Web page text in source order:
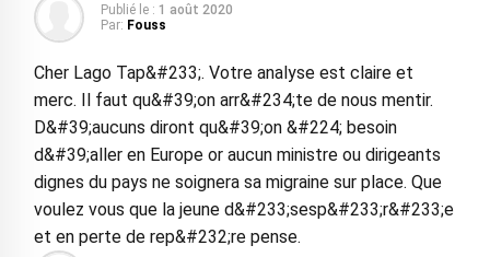
Publié le : 1 août 2020
Par: Fouss
Cher Lago Tap&#233;. Votre analyse est claire et
merc. Il faut qu&#39;on arr&#234;te de nous mentir.
D&#39;aucuns diront qu&#39;on &#224; besoin
d&#39;aller en Europe or aucun ministre ou dirigeants
dignes du pays ne soignera sa migraine sur place. Que
voulez vous que la jeune d&#233;sesp&#233;r&#233;e
et en perte de rep&#232;re pense.